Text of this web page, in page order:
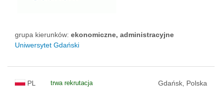
grupa kierunków: ekonomiczne, administracyjne
Uniwersytet Gdański
PL trwa rekrutacja Gdańsk, Polska